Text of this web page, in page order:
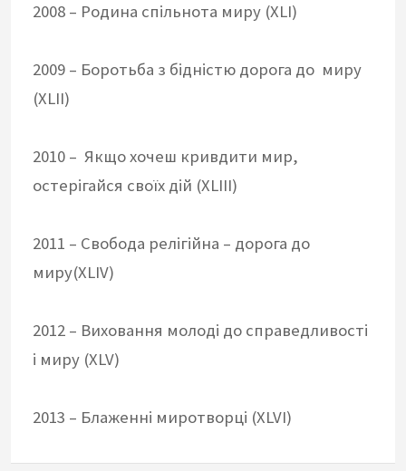
2008 – Родина спільнота миру (XLI)
2009 – Боротьба з бідністю дорога до миру
(XLII)
2010 – Якщо хочеш кривдити мир,
остерігайся своїх дій (XLIII)
2011 – Свобода релігійна – дорога до
миру(XLIV)
2012 – Виховання молоді до справедливості
і миру (XLV)
2013 – Блаженні миротворці (XLVI)